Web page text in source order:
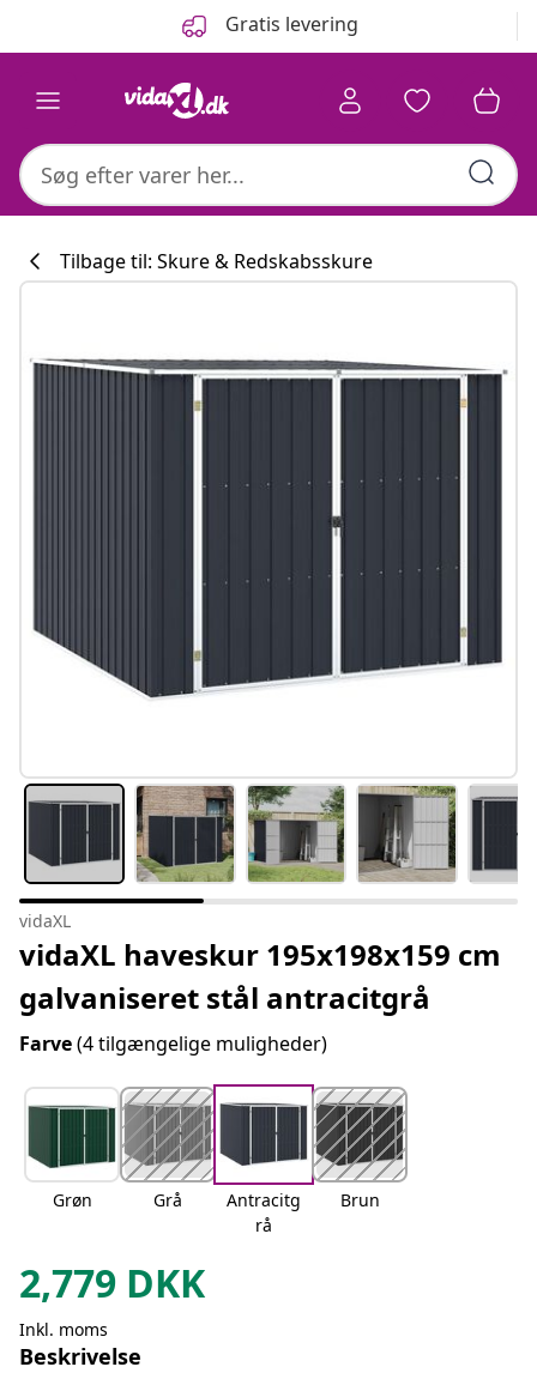
Gratis levering
Tilbage til: Skure & Redskabsskure
vidaXL
vidaXL haveskur 195x198x159 cm
galvaniseret stål antracitgrå
Farve(4 tilgængelige muligheder)
Grøn Grå
Antracitg
rå
Brun
2,779 DKK
Inkl. moms
Beskrivelse